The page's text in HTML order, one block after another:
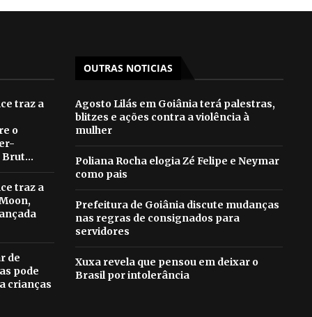
traz a
o
Brut...
traz a
de
pode
crianças
OUTRAS NOTICIAS
Agosto Lilás em Goiânia terá palestras,
blitzes e ações contra a violência à
mulher
Poliana Rocha elogia Zé Felipe e Neymar
como pais
Prefeitura de Goiânia discute mudanças
nas regras de consignados para
servidores
Xuxa revela que pensou em deixar o
Brasil por intolerância